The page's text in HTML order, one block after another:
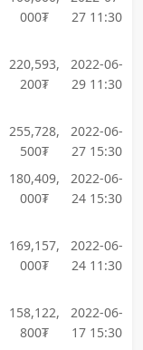
000₮
27 11:30
220,593,
200₮
2022-06-
29 11:30
255,728,
500₮
2022-06-
27 15:30
180,409,
000₮
2022-06-
24 15:30
169,157,
000₮
2022-06-
24 11:30
158,122,
800₮
2022-06-
17 15:30